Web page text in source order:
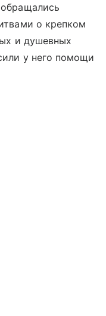
о крепком
и душевных
у него помощи